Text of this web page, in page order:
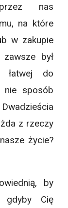
nas
na które
w zakupie
był
łatwej do
nie sposób
z rzeczy
życie?
by
gdyby Cię